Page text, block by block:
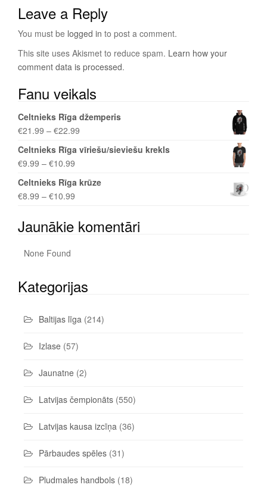
Leave a Reply
You must be logged in to post a comment.
This site uses Akismet to reduce spam. Learn how your
comment data is processed.
Fanu veikals
Celtnieks Rīga džemperis
€21.99 – €22.99
Celtnieks Rīga vīriešu/sieviešu krekls
€9.99 – €10.99
Celtnieks Rīga krūze
€8.99 – €10.99
Jaunākie komentāri
None Found
Kategorijas
Baltijas līga (214)
Izlase (57)
Jaunatne (2)
Latvijas čempionāts (550)
Latvijas kausa izcīņa (36)
Pārbaudes spēles (31)
Pludmales handbols (18)